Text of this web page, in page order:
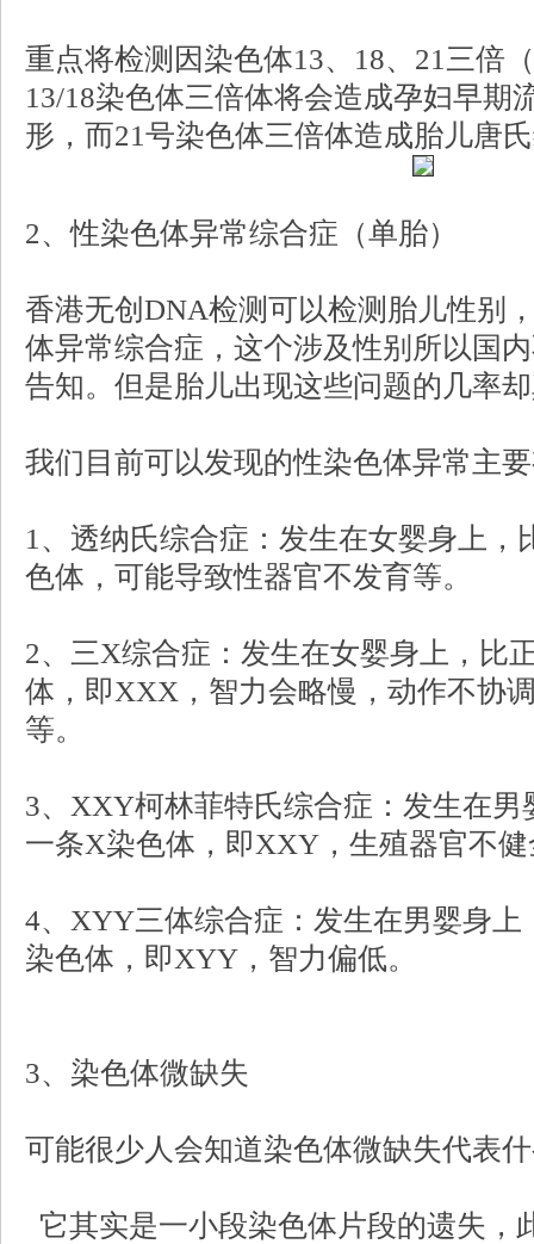
重点将检测因染色体13、18、21三倍
13/18染色体三倍体将会造成孕妇早期
形，而21号染色体三倍体造成胎儿唐
2、性染色体异常综合症（单胎）
香港无创DNA检测可以检测胎儿性别
体异常综合症，这个涉及性别所以国
告知。但是胎儿出现这些问题的几率
我们目前可以发现的性染色体异常主
1、透纳氏综合症：发生在女婴身上，
色体，可能导致性器官不发育等。
2、三X综合症：发生在女婴身上，比
体，即XXX，智力会略慢，动作不协
等。
3、XXY柯林菲特氏综合症：发生在男
一条X染色体，即XXY，生殖器官不
4、XYY三体综合症：发生在男婴身
染色体，即XYY，智力偏低。
3、染色体微缺失
可能很少人会知道染色体微缺失代表
它其实是一小段染色体片段的遗失，